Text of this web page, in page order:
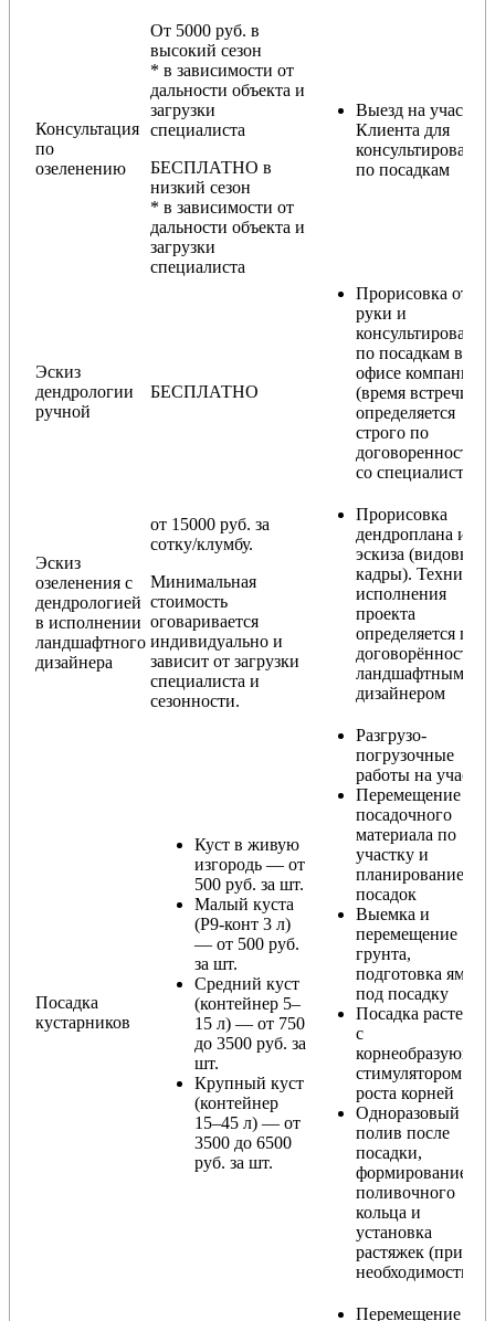
Консультация
по
озеленению
От 5000 руб. в
высокий сезон
* в зависимости от
дальности объекта и
загрузки
специалиста
БЕСПЛАТНО в
низкий сезон
* в зависимости от
дальности объекта и
загрузки
специалиста
Выезд на участок
Клиента для
консультирования
по посадкам
Эскиз
дендрологии
ручной
БЕСПЛАТНО
Прорисовка от
руки и
консультирование
по посадкам в
офисе компании
(время встречи
определяется
строго по
договоренности
со специалистом)
Эскиз
озеленения с
дендрологией
в исполнении
ландшафтного
дизайнера
от 15000 руб. за
сотку/клумбу.
Минимальная
стоимость
оговаривается
индивидуально и
зависит от загрузки
специалиста и
сезонности.
Прорисовка
дендроплана и
эскиза (видовые
кадры). Техника
исполнения
проекта
определяется по
договорённости с
ландшафтным
дизайнером
Посадка
кустарников
Куст в живую
изгородь — от
500 руб. за шт.
Малый куста
(Р9-конт 3 л)
— от 500 руб.
за шт.
Средний куст
(контейнер 5–
15 л) — от 750
до 3500 руб. за
шт.
Крупный куст
(контейнер
15–45 л) — от
3500 до 6500
руб. за шт.
Разгрузо-
погрузочные
работы на участке
Перемещение
посадочного
материала по
участку и
планирование
посадок
Выемка и
перемещение
грунта,
подготовка ямы
под посадку
Посадка растения
с
корнеобразующим
стимулятором
роста корней
Одноразовый
полив после
посадки,
формирование
поливочного
кольца и
установка
растяжек (при
необходимости)
Перемещение